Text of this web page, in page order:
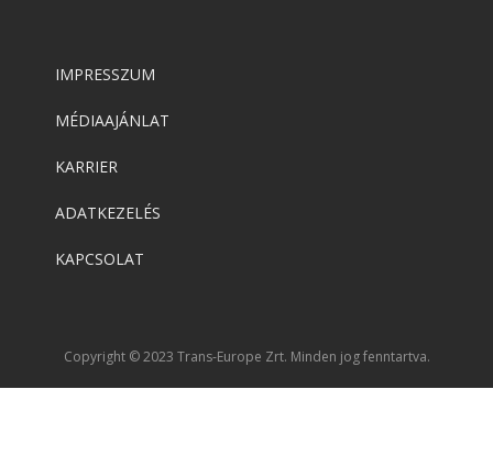
IMPRESSZUM
MÉDIAAJÁNLAT
KARRIER
ADATKEZELÉS
KAPCSOLAT
Copyright © 2023 Trans-Europe Zrt. Minden jog fenntartva.